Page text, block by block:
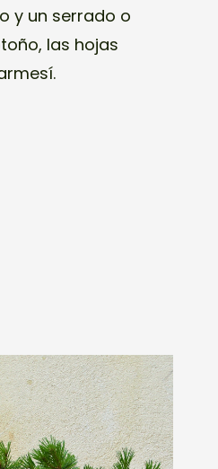
y un serrado o
las hojas